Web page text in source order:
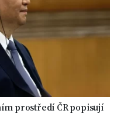
prostředí ČR popisují